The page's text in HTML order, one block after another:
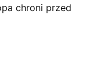
chroni przed